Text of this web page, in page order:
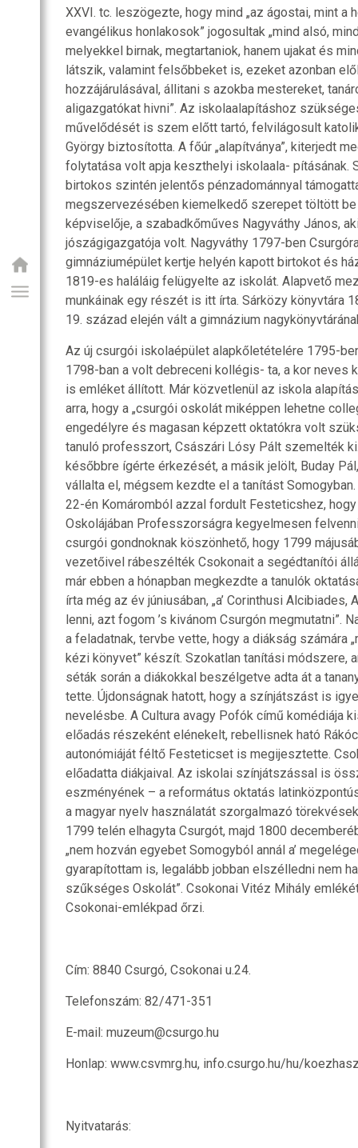
XXVI. tc. leszögezte, hogy mind „az ágostai, mint a
evangélikus honlakosok” jogosultak „mind alsó,
melyekkel birnak, megtartaniok, hanem ujakat és
látszik, valamint felsőbbeket is, ezeket azonban
hozzájárulásával, állitani s azokba mestereket,
aligazgatókat hivni”. Az iskolaalapításhoz
művelődését is szem előtt tartó, felvilágosult
György biztosította. A főúr „alapítványa”, kiterjedt
folytatása volt apja keszthelyi iskolaala- pításának.
birtokos szintén jelentős pénzadománnyal
megszervezésében kiemelkedő szerepet töltött
képviselője, a szabadkőműves Nagyváthy János,
jószágigazgatója volt. Nagyváthy 1797-ben
gimnáziumépület kertje helyén kapott birtokot és
1819-es haláláig felügyelte az iskolát. Alapvető
munkáinak egy részét is itt írta. Sárközy könyvtára
19. század elején vált a gimnázium
Az új csurgói iskolaépület alapkőletételére 1795-
1798-ban a volt debreceni kollégis- ta, a kor neves
is emléket állított. Már közvetlenül az iskola
arra, hogy a „csurgói oskolát miképpen lehetne
engedélyre és magasan képzett oktatókra volt
tanuló professzort, Császári Lósy Pált szemelték
későbbre ígérte érkezését, a másik jelölt, Buday
vállalta el, mégsem kezdte el a tanítást Somogyban.
22-én Komáromból azzal fordult Festeticshez,
Oskolájában Professzorságra kegyelmesen
csurgói gondnoknak köszönhető, hogy 1799
vezetőivel rábeszélték Csokonait a segédtanítói
már ebben a hónapban megkezdte a tanulók
írta még az év júniusában, „a’ Corinthusi
lenni, azt fogom ’s kivánom Csurgón megmutatni”.
a feladatnak, tervbe vette, hogy a diákság számára
kézi könyvet” készít. Szokatlan tanítási módszere,
séták során a diákokkal beszélgetve adta át a
tette. Újdonságnak hatott, hogy a színjátszást is
nevelésbe. A Cultura avagy Pofók című komédiája
előadás részeként elénekelt, rebellisnek ható
autonómiáját féltő Festeticset is megijesztette.
előadatta diákjaival. Az iskolai színjátszással is
eszményének – a református oktatás
a magyar nyelv használatát szorgalmazó
1799 telén elhagyta Csurgót, majd 1800
„nem hozván egyebet Somogyból annál a’
gyarapítottam is, legalább jobban elszélledni nem
szűkséges Oskolát”. Csokonai Vitéz Mihály
Csokonai-emlékpad őrzi.
Cím: 8840 Csurgó, Csokonai u.24.
Telefonszám: 82/471-351
E-mail: muzeum@csurgo.hu
Honlap: www.csvmrg.hu, info.csurgo.hu/hu/
Nyitvatarás: